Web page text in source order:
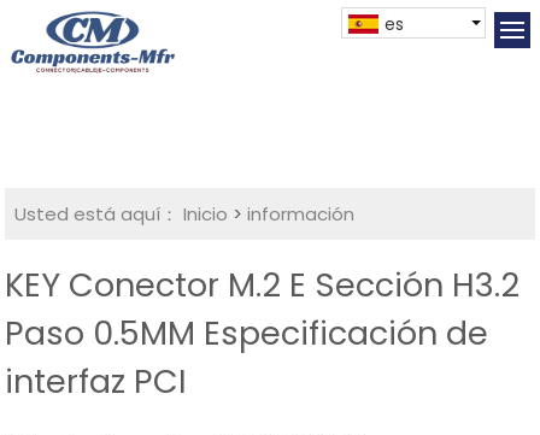
es
Usted está aquí： Inicio >información
KEY Conector M.2 E Sección H3.2
Paso 0.5MM Especificación de
interfaz PCI